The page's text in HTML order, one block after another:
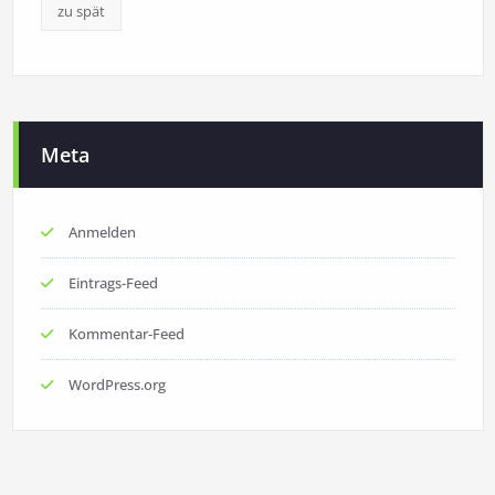
zu spät
Meta
Anmelden
Eintrags-Feed
Kommentar-Feed
WordPress.org